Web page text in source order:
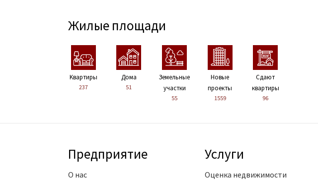
Жилые площади
Kвартиры
237
Дома
51
Земельные
участки
55
Новые
проекты
1559
Сдают
квартиры
96
Предприятие
О нас
Услуги
Оценка недвижимости